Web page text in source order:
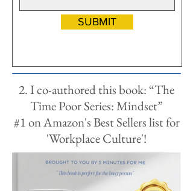
SUBMIT
2. I co-authored this book: “The
Time Poor Series: Mindset”
#1 on Amazon's Best Sellers list for
'Workplace Culture'!